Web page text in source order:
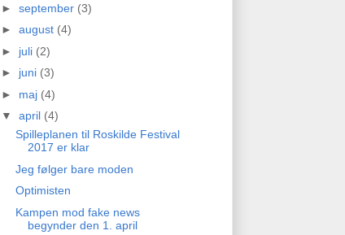
► september (3)
► august (4)
► juli (2)
► juni (3)
► maj (4)
▼ april (4)
Spilleplanen til Roskilde Festival
2017 er klar
Jeg følger bare moden
Optimisten
Kampen mod fake news
begynder den 1. april